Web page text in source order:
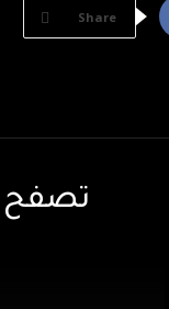
Share
تصفح